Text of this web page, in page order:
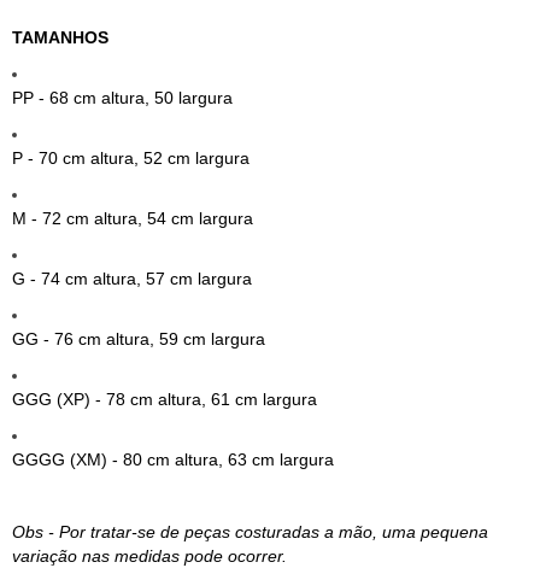
TAMANHOS
PP - 68 cm altura, 50 largura
P - 70 cm altura, 52 cm largura
M - 72 cm altura, 54 cm largura
G - 74 cm altura, 57 cm largura
GG - 76 cm altura, 59 cm largura
GGG (XP) - 78 cm altura, 61 cm largura
GGGG (XM) - 80 cm altura, 63 cm largura
Obs - Por tratar-se de peças costuradas a mão, uma pequena
variação nas medidas pode ocorrer.